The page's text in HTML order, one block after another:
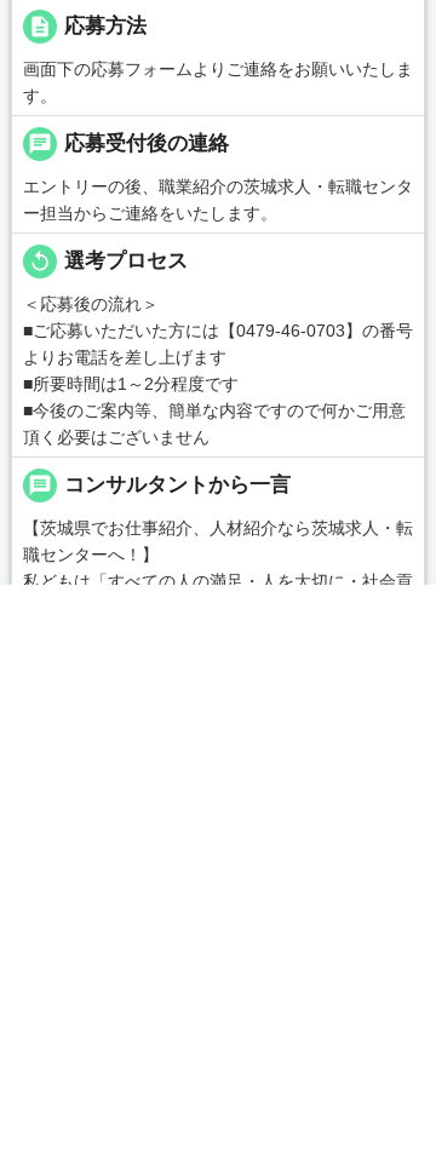
description 応募方法
画面下の応募フォームよりご連絡をお願いいたしま
す。
chat 応募受付後の連絡
エントリーの後、職業紹介の茨城求人・転職センタ
ー担当からご連絡をいたします。
replay 選考プロセス
＜応募後の流れ＞
■ご応募いただいた方には【0479-46-0703】の番号
よりお電話を差し上げます
■所要時間は1～2分程度です
■今後のご案内等、簡単な内容ですので何かご用意
頂く必要はございません
message コンサルタントから一言
【茨城県でお仕事紹介、人材紹介なら茨城求人・転
職センターへ！】
私どもは「すべての人の満足・人を大切に・社会貢